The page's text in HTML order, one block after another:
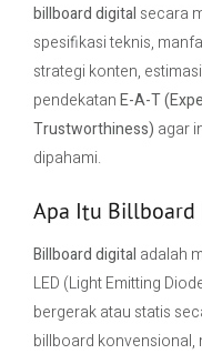
billboard digital secara
spesifikasi teknis,
strategi konten,
pendekatanE-A-T
Trustworthiness) agar
dipahami.
Apa Itu Billboard
Billboard digital adalah
LED (Light Emitting
bergerak atau statis
billboard konvensional,